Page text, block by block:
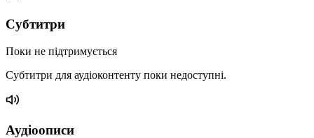
Субтитри
Поки не підтримується
Субтитри для аудіоконтенту поки недоступні.
Аудіоописи